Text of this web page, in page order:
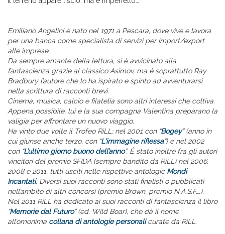
Emiliano Angelini è nato nel 1971 a Pescara, dove vive e lavora
per una banca come specialista di servizi per import/export
alle imprese.
Da sempre amante della lettura, si è avvicinato alla
fantascienza grazie al classico Asimov, ma è soprattutto Ray
Bradbury l’autore che lo ha ispirato e spinto ad avventurarsi
nella scrittura di racconti brevi.
Cinema, musica, calcio e filatelia sono altri interessi che coltiva.
Appena possibile, lui e la sua compagna Valentina preparano la
valigia per affrontare un nuovo viaggio.
Ha vinto due volte il Trofeo RiLL: nel 2001 con “Bogey”(anno in
cui giunse anche terzo, con “L'immagine riflessa”) e nel 2002
con “L’ultimo giorno buono dell’anno”. È stato inoltre fra gli autori
vincitori del premio SFIDA (sempre bandito da RiLL) nel 2006,
2008 e 2011, tutti usciti nelle rispettive antologie Mondi
Incantati. Diversi suoi racconti sono stati finalisti o pubblicati
nell’ambito di altri concorsi (premio Brown, premio N.A.S.F….).
Nel 2011 RiLL ha dedicato ai suoi racconti di fantascienza il libro
“Memorie dal Futuro” (ed. Wild Boar), che dà il nome
all’omonima collana di antologie personalicurate da RiLL.